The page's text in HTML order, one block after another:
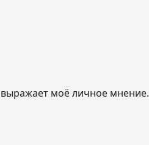
моё личное мнение.